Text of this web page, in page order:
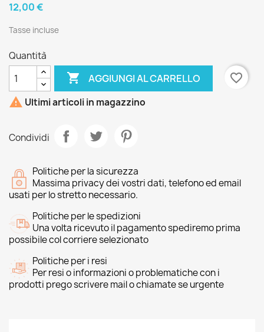
12,00 €
Tasse incluse
Quantità
 AGGIUNGI AL CARRELLO
favorite_border
 Ultimi articoli in magazzino
Condividi
Politiche per la sicurezza
Massima privacy dei vostri dati, telefono ed email
usati per lo stretto necessario.
Politiche per le spedizioni
Una volta ricevuto il pagamento spediremo prima
possibile col corriere selezionato
Politiche per i resi
Per resi o informazioni o problematiche con i
prodotti prego scrivere mail o chiamate se urgente